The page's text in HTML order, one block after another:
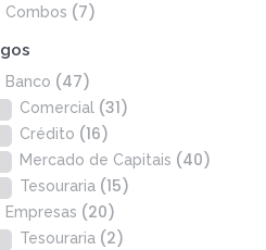
Combos (7)
Banco (47)
Comercial (31)
Crédito (16)
Mercado de Capitais (40)
Tesouraria (15)
Empresas (20)
Tesouraria (2)